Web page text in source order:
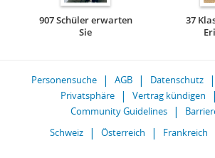
907 Schüler erwarten
Sie
37
Personensuche AGB Datenschutz
Privatsphäre
Vertrag kündigen
Community Guidelines
Schweiz
Österreich Frankreich